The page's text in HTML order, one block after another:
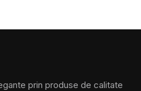
prin produse de calitate